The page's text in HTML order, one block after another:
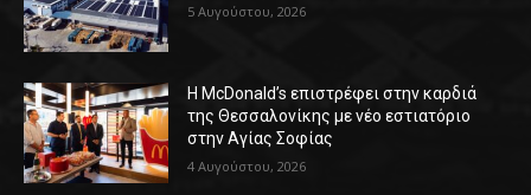
5 Αυγούστου, 2026
Η McDonald’s επιστρέφει στην καρδιά
της Θεσσαλονίκης με νέο εστιατόριο
στην Αγίας Σοφίας
4 Αυγούστου, 2026